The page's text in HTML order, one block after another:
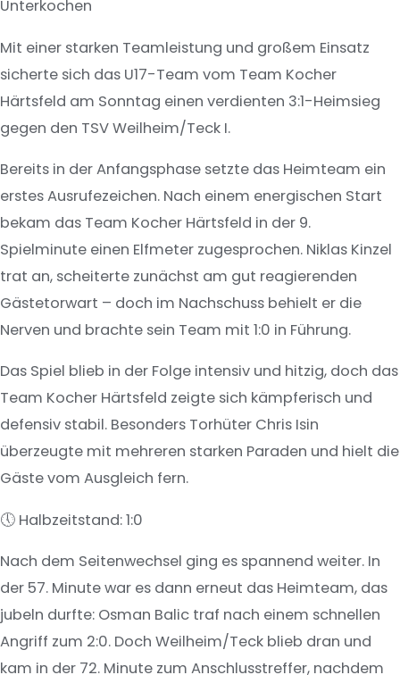
Unterkochen
Mit einer starken Teamleistung und großem Einsatz
sicherte sich das U17-Team vom Team Kocher
Härtsfeld am Sonntag einen verdienten 3:1-Heimsieg
gegen den TSV Weilheim/Teck I.
Bereits in der Anfangsphase setzte das Heimteam ein
erstes Ausrufezeichen. Nach einem energischen Start
bekam das Team Kocher Härtsfeld in der 9.
Spielminute einen Elfmeter zugesprochen. Niklas Kinzel
trat an, scheiterte zunächst am gut reagierenden
Gästetorwart – doch im Nachschuss behielt er die
Nerven und brachte sein Team mit 1:0 in Führung.
Das Spiel blieb in der Folge intensiv und hitzig, doch das
Team Kocher Härtsfeld zeigte sich kämpferisch und
defensiv stabil. Besonders Torhüter Chris Isin
überzeugte mit mehreren starken Paraden und hielt die
Gäste vom Ausgleich fern.
🕔 Halbzeitstand: 1:0
Nach dem Seitenwechsel ging es spannend weiter. In
der 57. Minute war es dann erneut das Heimteam, das
jubeln durfte: Osman Balic traf nach einem schnellen
Angriff zum 2:0. Doch Weilheim/Teck blieb dran und
kam in der 72. Minute zum Anschlusstreffer, nachdem